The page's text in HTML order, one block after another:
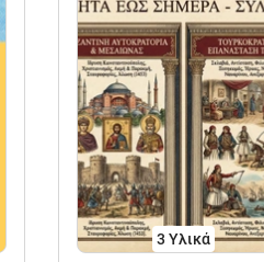
3 Υλικά